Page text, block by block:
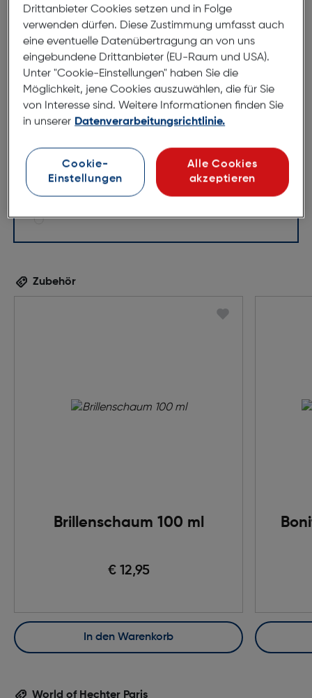
16mm
55mm
145mm
Zubehör
Brillenschaum 100 ml
€ 12,95
In den Warenkorb
World of Hechter Paris
Drittanbieter Cookies setzen und in Folge
verwenden dürfen. Diese Zustimmung umfasst auch
eine eventuelle Datenübertragung an von uns
eingebundene Drittanbieter (EU-Raum und USA).
Unter "Cookie-Einstellungen" haben Sie die
Möglichkeit, jene Cookies auszuwählen, die für Sie
von Interesse sind. Weitere Informationen finden Sie
in unserer Datenverarbeitungsrichtlinie.
Cookie-
Einstellungen
Alle Cookies
akzeptieren